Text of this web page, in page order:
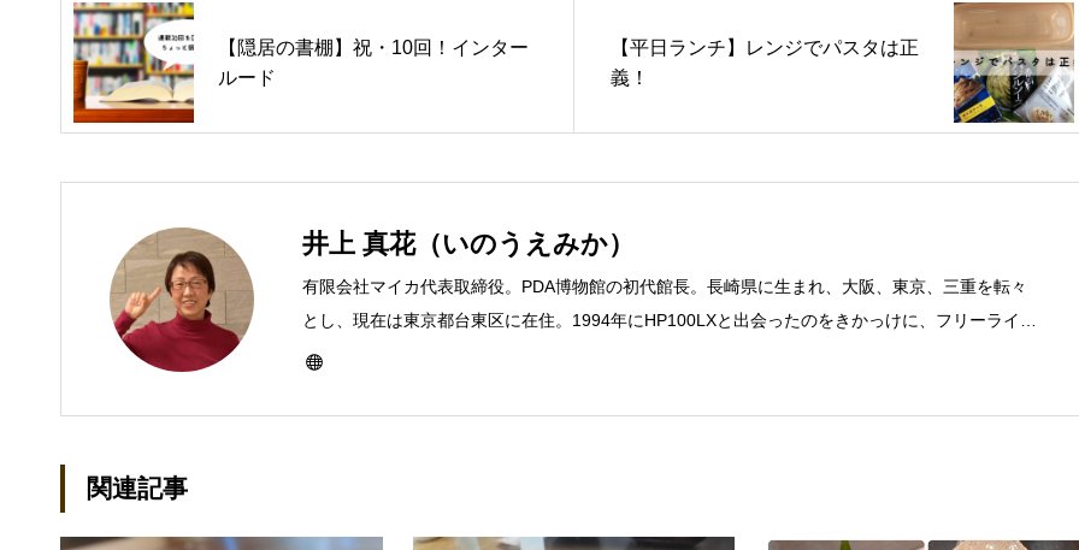
【隠居の書棚】祝・10回！インター
ルード
【平日ランチ】レンジでパスタは正
義！
井上 真花（いのうえみか）
有限会社マイカ代表取締役。PDA博物館の初代館長。長崎県に生まれ、大阪、東京、三重を転々
とし、現在は東京都台東区に在住。1994年にHP100LXと出会ったのをきかっけに、フリーライタ
ーとして雑誌、書籍などで執筆するようになり、1997年に上京して技術評論社に入社。その後再
などBtoCコンテンツ、および広告やカタログ、導入事例などBtoBコンテンツの制作。プライベー
関連記事